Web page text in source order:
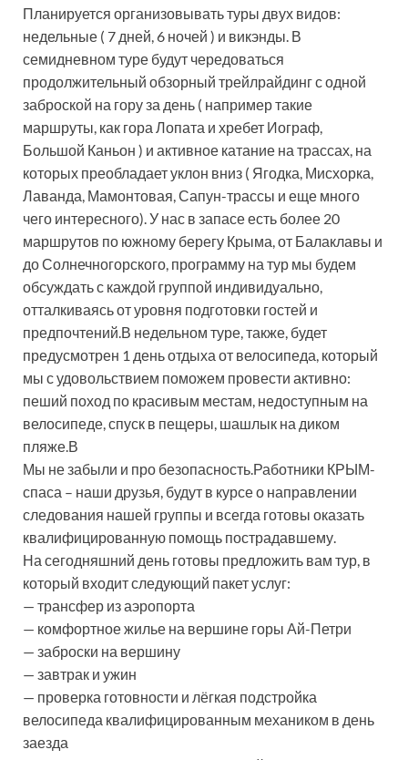
Планируется организовывать туры двух видов:
недельные ( 7 дней, 6 ночей ) и викэнды. В
семидневном туре будут чередоваться
продолжительный обзорный трейлрайдинг с одной
заброской на гору за день ( например такие
маршруты, как гора Лопата и хребет Иограф,
Большой Каньон ) и активное катание на трассах, на
которых преобладает уклон вниз ( Ягодка, Мисхорка,
Лаванда, Мамонтовая, Сапун-трассы и еще много
чего интересного). У нас в запасе есть более 20
маршрутов по южному берегу Крыма, от Балаклавы и
до Солнечногорского, программу на тур мы будем
обсуждать с каждой группой индивидуально,
отталкиваясь от уровня подготовки гостей и
предпочтений.В недельном туре, также, будет
предусмотрен 1 день отдыха от велосипеда, который
мы с удовольствием поможем провести активно:
пеший поход по красивым местам, недоступным на
велосипеде, спуск в пещеры, шашлык на диком
пляже.В
Мы не забыли и про безопасность.Работники КРЫМ-
спаса – наши друзья, будут в курсе о направлении
следования нашей группы и всегда готовы оказать
квалифицированную помощь пострадавшему.
На сегодняшний день готовы предложить вам тур, в
который входит следующий пакет услуг:
— трансфер из аэропорта
— комфортное жилье на вершине горы Ай-Петри
— заброски на вершину
— завтрак и ужин
— проверка готовности и лёгкая подстройка
велосипеда квалифицированным механиком в день
заезда